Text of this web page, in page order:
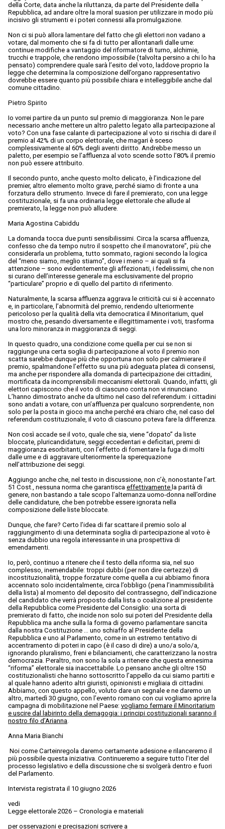
della Corte, data anche la riluttanza, da parte del Presidente della
Repubblica, ad andare oltre la moral suasion per utilizzare in modo più
incisivo gli strumenti e i poteri connessi alla promulgazione.
Non ci si può allora lamentare del fatto che gli elettori non vadano a
votare, dal momento che si fa di tutto per allontanarli dalle urne:
continue modifiche a vantaggio del riformatore di turno, alchimie,
trucchi e trappole, che rendono impossibile (talvolta persino a chi lo ha
pensato) comprendere quale sarà l’esito del voto, laddove proprio la
legge che determina la composizione dell’organo rappresentativo
dovrebbe essere quanto più possibile chiara e intelleggibile anche dal
comune cittadino.
Pietro Spirito
Io vorrei partire da un punto sul premio di maggioranza. Non le pare
necessario anche mettere un altro paletto legato alla partecipazione al
voto? Con una fase calante di partecipazione al voto si rischia di dare il
premio al 42% di un corpo elettorale, che magari è sceso
complessivamente al 60% degli aventi diritto. Andrebbe messo un
paletto, per esempio se l’affluenza al voto scende sotto l’80% il premio
non può essere attribuito.
Il secondo punto, anche questo molto delicato, è l’indicazione del
premier, altro elemento molto grave, perché siamo di fronte a una
forzatura dello strumento. Invece di fare il premierato, con una legge
costituzionale, si fa una ordinaria legge elettorale che allude al
premierato, la legge non può alludere.
Maria Agostina Cabiddu
La domanda tocca due punti sensibilissimi. Circa la scarsa affluenza,
confesso che da tempo nutro il sospetto che il manovratore”, più che
considerarla un problema, tutto sommato, ragioni secondo la logica
del “meno siamo, meglio stiamo”, dove i meno – ai quali si fa
attenzione – sono evidentemente gli affezionati, i fedelissimi, che non
si curano dell’interesse generale ma esclusivamente del proprio
“particulare” proprio e di quello del partito di riferimento.
Naturalmente, la scarsa affluenza aggrava le criticità cui si è accennato
e, in particolare, l’abnormità del premio, rendendo ulteriormente
pericoloso per la qualità della vita democratica il Minoritarium, quel
mostro che, pesando diversamente e illegittimamente i voti, trasforma
una loro minoranza in maggioranza di seggi.
In questo quadro, una condizione come quella per cui se non si
raggiunge una certa soglia di partecipazione al voto il premio non
scatta sarebbe dunque più che opportuna non solo per calmierare il
premio, spalmandone l’effetto su una più adeguata platea di consensi,
ma anche per rispondere alla domanda di partecipazione dei cittadini,
mortificata da incomprensibili meccanismi elettorali. Quando, infatti, gli
elettori capiscono che il voto di ciascuno conta non vi rinunciano.
L’hanno dimostrato anche da ultimo nel caso del referendum: i cittadini
sono andati a votare, con un’affluenza per qualcuno sorprendente, non
solo per la posta in gioco ma anche perché era chiaro che, nel caso del
referendum costituzionale, il voto di ciascuno poteva fare la differenza.
Non così accade se il voto, quale che sia, viene “dopato” da liste
bloccate, pluricandidature, seggi eccedentari e deficitari, premi di
maggioranza esorbitanti, con l’effetto di fomentare la fuga di molti
dalle urne e di aggravare ulteriormente la sperequazione
nell’attribuzione dei seggi.
Aggiungo anche che, nel testo in discussione, non c’è, nonostante l’art.
51 Cost., nessuna norma che garantisca effettivamente la parità di
genere, non bastando a tale scopo l’alternanza uomo-donna nell’ordine
delle candidature, che ben potrebbe essere ignorata nella
composizione delle liste bloccate.
Dunque, che fare? Certo l’idea di far scattare il premio solo al
raggiungimento di una determinata soglia di partecipazione al voto è
senza dubbio una regola interessante in una prospettiva di
emendamenti.
Io, però, continuo a ritenere che il testo della riforma sia, nel suo
complesso, inemendabile: troppi dubbi (per non dire certezze) di
incostituzionalità, troppe forzature come quella a cui abbiamo finora
accennato solo incidentalmente, circa l’obbligo (pena l’inammissibilità
della lista) al momento del deposito del contrassegno, dell’indicazione
del candidato che verrà proposto dalla lista o coalizione al presidente
della Repubblica come Presidente del Consiglio: una sorta di
premierato di fatto, che incide non solo sui poteri del Presidente della
Repubblica ma anche sulla la forma di governo parlamentare sancita
dalla nostra Costituzione … uno schiaffo al Presidente della
Repubblica e uno al Parlamento, come in un estremo tentativo di
accentramento di poteri in capo (è il caso di dire) a uno/a solo/a,
ignorando pluralismo, freni e bilanciamenti, che caratterizzano la nostra
democrazia. Peraltro, non sono la sola a ritenere che questa ennesima
“riforma” elettorale sia inaccettabile. Lo pensano anche gli oltre 150
costituzionalisti che hanno sottoscritto l’appello da cui siamo partiti e
al quale hanno aderito altri giuristi, opinionisti e migliaia di cittadini.
Abbiamo, con questo appello, voluto dare un segnale e ne daremo un
altro, martedì 30 giugno, con l’evento romano con cui vogliamo aprire la
campagna di mobilitazione nel Paese: vogliamo fermare il Minoritarium
e uscire dal labirinto della demagogia: i principi costituzionali saranno il
nostro filo d’Arianna.
Anna Maria Bianchi
Noi come Carteinregola daremo certamente adesione e rilanceremo il
più possibile questa iniziativa. Continueremo a seguire tutto l’iter del
processo legislativo e della discussione che si svolgerà dentro e fuori
del Parlamento.
Intervista registrata il 10 giugno 2026
vedi
Legge elettorale 2026 – Cronologia e materiali
per osservazioni e precisazioni scrivere a